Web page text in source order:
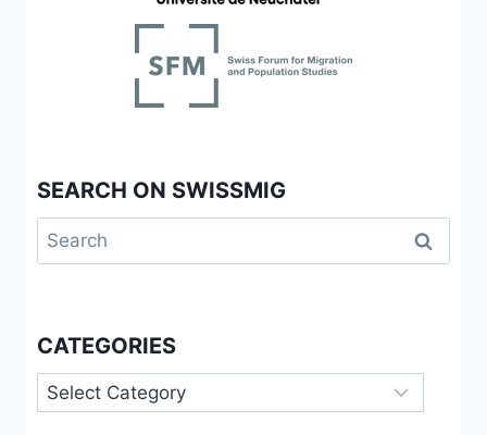
SEARCH ON SWISSMIG
Search
for:
CATEGORIES
Categories